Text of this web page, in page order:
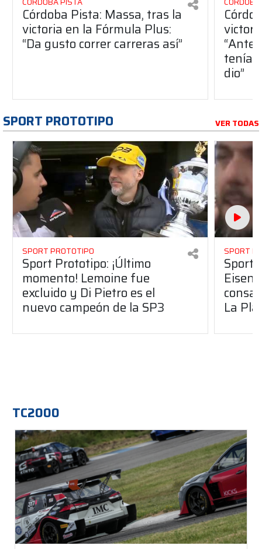
Córdoba Pista: Massa, tras la
victoria en la Fórmula Plus:
“Da gusto correr carreras así”
dio”
SPORT PROTOTIPO VER TODAS
SPORT PROTOTIPO
Sport Prototipo: ¡Último
momento! Lemoine fue
excluido y Di Pietro es el
nuevo campeón de la SP3
SPORT
Sport
La
TC2000